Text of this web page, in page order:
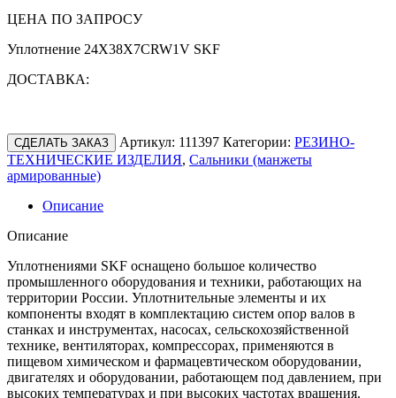
ЦЕНА ПО ЗАПРОСУ
Уплотнение 24X38X7CRW1V SKF
ДОСТАВКА:
СДЕЛАТЬ ЗАКАЗ Артикул: 111397 Категории: РЕЗИНО-
ТЕХНИЧЕСКИЕ ИЗДЕЛИЯ, Сальники (манжеты
армированные)
Описание
Описание
Уплотнениями SKF оснащено большое количество
промышленного оборудования и техники, работающих на
территории России. Уплотнительные элементы и их
компоненты входят в комплектацию систем опор валов в
станках и инструментах, насосах, сельскохозяйственной
технике, вентиляторах, компрессорах, применяются в
пищевом химическом и фармацевтическом оборудовании,
двигателях и оборудовании, работающем под давлением, при
высоких температурах и при высоких частотах вращения.